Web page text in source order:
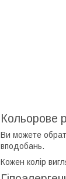
Кольорове
Ви можете
вподобань.
Кожен колір